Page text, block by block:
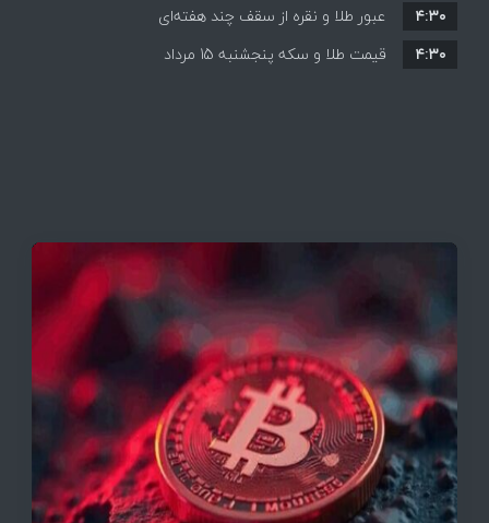
قیمت ها بر مدار افزایش + جدول
عبور طلا و نقره از سقف چند هفته‌ای
۴:۳۰
قیمت طلا و سکه پنجشنبه 15 مرداد
۴:۳۰